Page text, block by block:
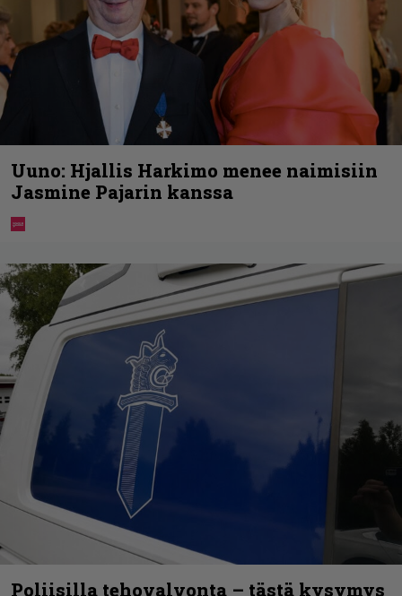
Uuno: Hjallis Harkimo menee naimisiin
Jasmine Pajarin kanssa
Poliisilla tehovalvonta – tästä kysymys